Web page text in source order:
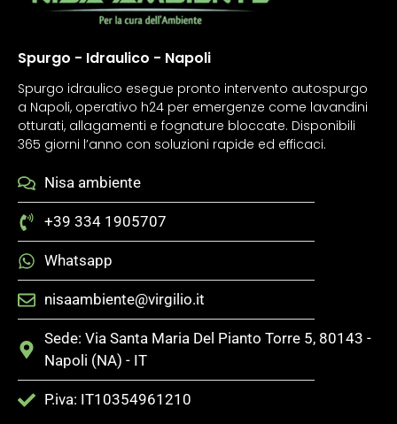
Spurgo - Idraulico - Napoli
Spurgo idraulico esegue pronto intervento autospurgo
a Napoli, operativo h24 per emergenze come lavandini
otturati, allagamenti e fognature bloccate. Disponibili
365 giorni l’anno con soluzioni rapide ed efficaci.
Nisa ambiente
+39 334 1905707
Whatsapp
nisaambiente@virgilio.it
Sede: Via Santa Maria Del Pianto Torre 5, 80143 -
Napoli (NA) - IT
P.iva: IT10354961210